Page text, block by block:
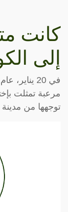
كانت
إلى
مرعبة تمثلت
توجهها من